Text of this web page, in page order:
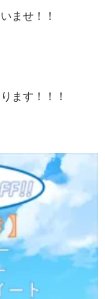
ませ！！
ます！！！